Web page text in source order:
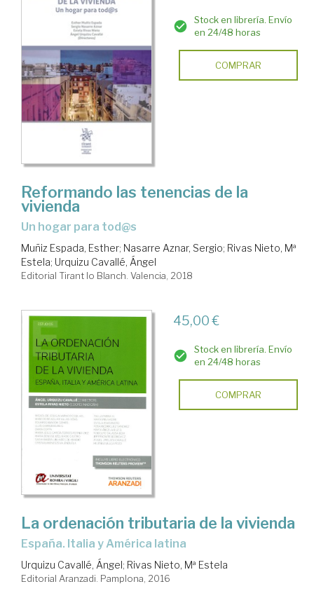
Stock en librería. Envío
en 24/48 horas
COMPRAR
Reformando las tenencias de la
vivienda
un hogar para tod@s
Muñiz Espada, Esther; Nasarre Aznar, Sergio; Rivas Nieto, Mª
Estela; Urquizu Cavallé, Ángel
Editorial Tirant lo Blanch. Valencia, 2018
45,00 €
Stock en librería. Envío
en 24/48 horas
COMPRAR
La ordenación tributaria de la vivienda
España. Italia y América latina
Urquizu Cavallé, Ángel; Rivas Nieto, Mª Estela
Editorial Aranzadi. Pamplona, 2016